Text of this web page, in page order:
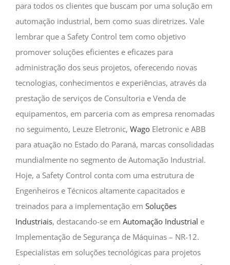
para todos os clientes que buscam por uma solução em
automação industrial, bem como suas diretrizes. Vale
lembrar que a Safety Control tem como objetivo
promover soluções eficientes e eficazes para
administração dos seus projetos, oferecendo novas
tecnologias, conhecimentos e experiências, através da
prestação de serviços de Consultoria e Venda de
equipamentos, em parceria com as empresa renomadas
no seguimento, Leuze Eletronic, Wago Eletronic e ABB
para atuação no Estado do Paraná, marcas consolidadas
mundialmente no segmento de Automação Industrial.
Hoje, a Safety Control conta com uma estrutura de
Engenheiros e Técnicos altamente capacitados e
treinados para a implementação em Soluções
Industriais, destacando-se em Automação Industrial e
Implementação de Segurança de Máquinas – NR-12.
Especialistas em soluções tecnológicas para projetos